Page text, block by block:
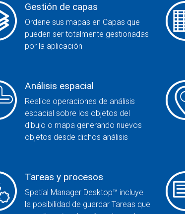
Gestión de capas
Ordene sus mapas en Capas que
pueden ser totalmente gestionadas
por la aplicación
Análisis espacial
Realice operaciones de análisis
espacial sobre los objetos del
dibujo o mapa generando nuevos
objetos desde dichos análisis
Tareas y procesos
Spatial Manager Desktop™ incluye
la posibilidad de guardar Tareas que